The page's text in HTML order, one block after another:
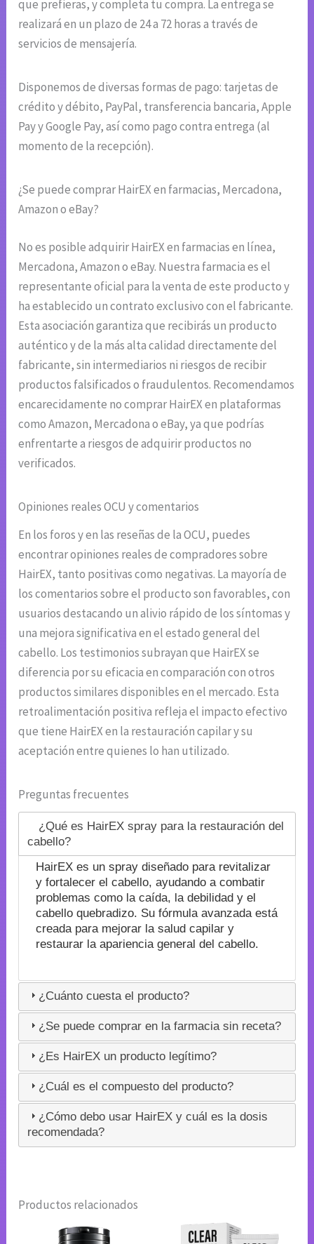
que prefieras, y completa tu compra. La entrega se
realizará en un plazo de 24 a 72 horas a través de
servicios de mensajería.
Disponemos de diversas formas de pago: tarjetas de
crédito y débito, PayPal, transferencia bancaria, Apple
Pay y Google Pay, así como pago contra entrega (al
momento de la recepción).
¿Se puede comprar HairEX en farmacias, Mercadona,
Amazon o eBay?
No es posible adquirir HairEX en farmacias en línea,
Mercadona, Amazon o eBay. Nuestra farmacia es el
representante oficial para la venta de este producto y
ha establecido un contrato exclusivo con el fabricante.
Esta asociación garantiza que recibirás un producto
auténtico y de la más alta calidad directamente del
fabricante, sin intermediarios ni riesgos de recibir
productos falsificados o fraudulentos. Recomendamos
encarecidamente no comprar HairEX en plataformas
como Amazon, Mercadona o eBay, ya que podrías
enfrentarte a riesgos de adquirir productos no
verificados.
Opiniones reales OCU y comentarios
En los foros y en las reseñas de la OCU, puedes
encontrar opiniones reales de compradores sobre
HairEX, tanto positivas como negativas. La mayoría de
los comentarios sobre el producto son favorables, con
usuarios destacando un alivio rápido de los síntomas y
una mejora significativa en el estado general del
cabello. Los testimonios subrayan que HairEX se
diferencia por su eficacia en comparación con otros
productos similares disponibles en el mercado. Esta
retroalimentación positiva refleja el impacto efectivo
que tiene HairEX en la restauración capilar y su
aceptación entre quienes lo han utilizado.
Preguntas frecuentes
¿Qué es HairEX spray para la restauración del
cabello?
HairEX es un spray diseñado para revitalizar
y fortalecer el cabello, ayudando a combatir
problemas como la caída, la debilidad y el
cabello quebradizo. Su fórmula avanzada está
creada para mejorar la salud capilar y
restaurar la apariencia general del cabello.
¿Cuánto cuesta el producto?
¿Se puede comprar en la farmacia sin receta?
¿Es HairEX un producto legítimo?
¿Cuál es el compuesto del producto?
¿Cómo debo usar HairEX y cuál es la dosis
recomendada?
Productos relacionados